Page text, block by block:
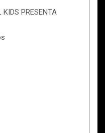
KIDS PRESENTA